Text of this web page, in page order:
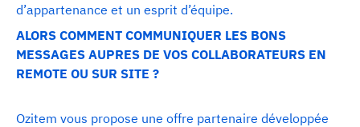
d’appartenance et un esprit d’équipe.
ALORS COMMENT COMMUNIQUER LES BONS
MESSAGES AUPRES DE VOS COLLABORATEURS EN
REMOTE OU SUR SITE ?
Ozitem vous propose une offre partenaire développée